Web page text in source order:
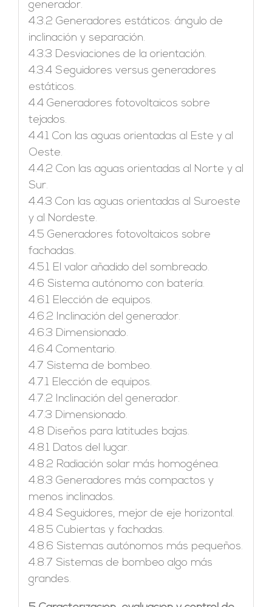
generador.
4.3.2 Generadores estáticos: ángulo de
inclinación y separación.
4.3.3 Desviaciones de la orientación.
4.3.4 Seguidores versus generadores
estáticos.
4.4 Generadores fotovoltaicos sobre
tejados.
4.4.1 Con las aguas orientadas al Este y al
Oeste.
4.4.2 Con las aguas orientadas al Norte y al
Sur.
4.4.3 Con las aguas orientadas al Suroeste
y al Nordeste.
4.5 Generadores fotovoltaicos sobre
fachadas.
4.5.1 El valor añadido del sombreado.
4.6 Sistema autónomo con batería.
4.6.1 Elección de equipos.
4.6.2 Inclinación del generador.
4.6.3 Dimensionado.
4.6.4 Comentario.
4.7 Sistema de bombeo.
4.7.1 Elección de equipos.
4.7.2 Inclinación del generador.
4.7.3 Dimensionado.
4.8 Diseños para latitudes bajas.
4.8.1 Datos del lugar.
4.8.2 Radiación solar más homogénea.
4.8.3 Generadores más compactos y
menos inclinados.
4.8.4 Seguidores, mejor de eje horizontal.
4.8.5 Cubiertas y fachadas.
4.8.6 Sistemas autónomos más pequeños.
4.8.7 Sistemas de bombeo algo más
grandes.